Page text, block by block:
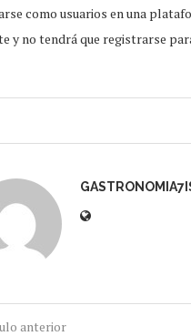
como usuarios en una
y no tendrá que registrarse
anterior